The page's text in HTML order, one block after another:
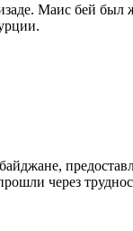
Маис бей был
через